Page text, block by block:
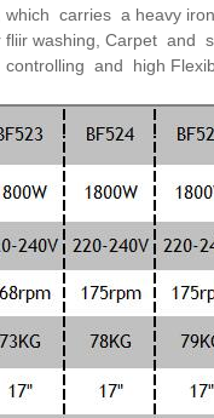
which carries a heavy
washing, Carpet and
and high